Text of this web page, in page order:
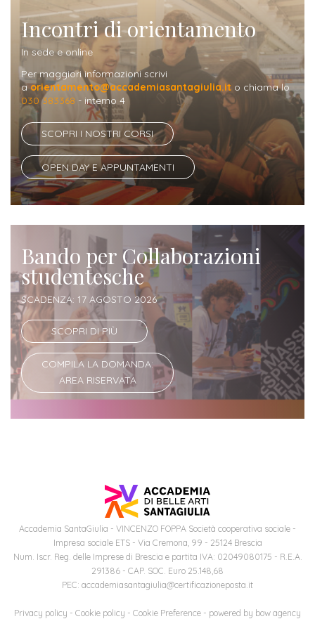
Iscriviti
alla
Newsletter
Incontri di orientamento
In sede e online
Per maggiori informazioni scrivi
aorientamento@accademiasantagiulia.it o chiama lo
030 383368 - interno 4
SCOPRI I NOSTRI CORSI
OPEN DAY E APPUNTAMENTI
Bando per Collaborazioni
studentesche
SCADENZA: 17 AGOSTO 2026
SCOPRI DI PIÙ
COMPILA LA DOMANDA:
AREA RISERVATA
Accademia SantaGiulia - VINCENZO FOPPA Società cooperativa sociale -
Impresa sociale ETS - Via Cremona, 99 - 25124 Brescia
Num. Iscr. Reg. delle Imprese di Brescia e partita IVA: 02049080175 - R.E.A.
291386 - CAP. SOC. Euro 25.148,68
PEC: accademiasantagiulia@certificazioneposta.it
Privacy policy - Cookie policy - Cookie Preference - powered by bow agency